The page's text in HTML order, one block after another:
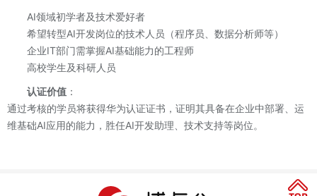
AI领域初学者及技术爱好者
希望转型AI开发岗位的技术人员（程序员、数据分析师等）
企业IT部门需掌握AI基础能力的工程师
高校学生及科研人员
认证价值 ：
通过考核的学员将获得华为认证证书，证明其具备在企业中部署、运
维基础AI应用的能力，胜任AI开发助理、技术支持等岗位。